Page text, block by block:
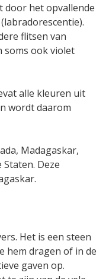
door het opvallende
flitsen van
soms ook violet
alle kleuren uit
wordt daarom
Madagaskar,
Staten. Deze
Het is een steen
hem dragen of in de
gaven op.